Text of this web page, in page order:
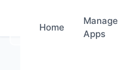
Home
Manage
Apps